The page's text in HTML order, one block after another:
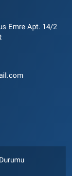
Emre Apt. 14/2